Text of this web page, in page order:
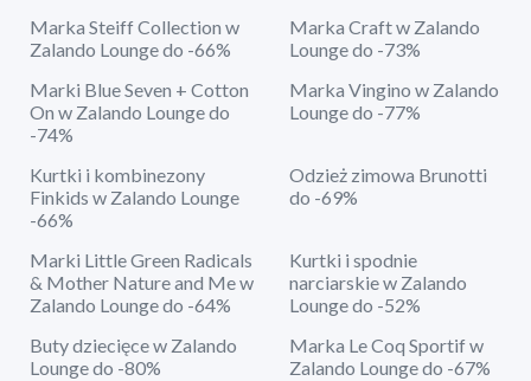
Marka Steiff Collection w
Zalando Lounge do -66%
Marka Craft w Zalando
Lounge do -73%
Marki Blue Seven + Cotton
On w Zalando Lounge do
-74%
Marka Vingino w Zalando
Lounge do -77%
Kurtki i kombinezony
Finkids w Zalando Lounge
-66%
Odzież zimowa Brunotti
do -69%
Marki Little Green Radicals
& Mother Nature and Me w
Zalando Lounge do -64%
Kurtki i spodnie
narciarskie w Zalando
Lounge do -52%
Buty dziecięce w Zalando
Lounge do -80%
Marka Le Coq Sportif w
Zalando Lounge do -67%